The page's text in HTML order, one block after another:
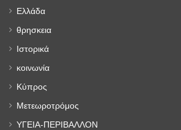
Ελλάδα
θρησκεια
Ιστορικά
κοινωνία
Κύπρος
Μετεωροτρόμος
ΥΓΕΙΑ-ΠΕΡΙΒΑΛΛΟΝ